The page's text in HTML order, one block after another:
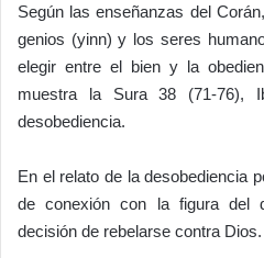
Según las enseñanzas del
genios (yinn) y los seres
elegir entre el bien y la
muestra la Sura 38 (71-76),
desobediencia.
En el relato de la desobediencia
de conexión con la figura del
decisión de rebelarse contra Dios.